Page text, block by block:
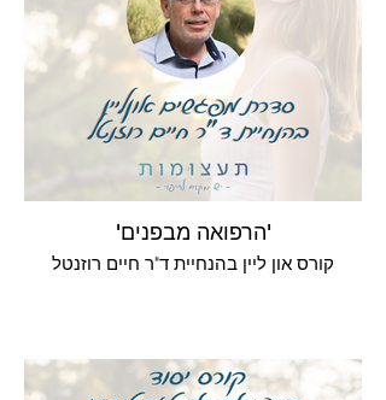
'הרפואה מבפנים'
קורס און ליין בהנחיית ד"ר חיים רוזנטל